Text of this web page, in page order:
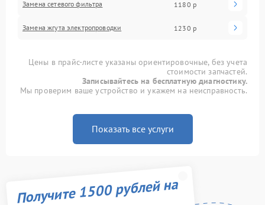
Замена сетевого фильтра 1180 р
Замена жгута электропроводки 1230 р
Цены в прайс-листе указаны ориентировочные, без учета
стоимости запчастей.
Записывайтесь на бесплатную диагностику.
Мы проверим ваше устройство и укажем на неисправность.
Показать все услуги
Получите 1500 рублей на